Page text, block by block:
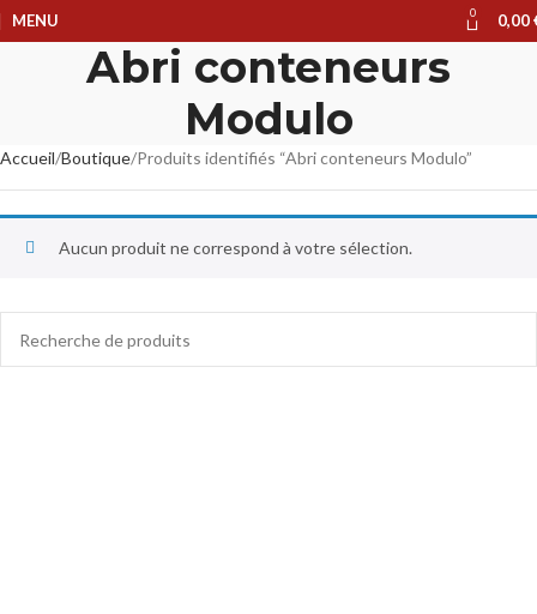
MENU 0 0,00
Abri conteneurs
Modulo
Accueil Boutique Produits identifiés “Abri conteneurs Modulo”
Aucun produit ne correspond à votre sélection.